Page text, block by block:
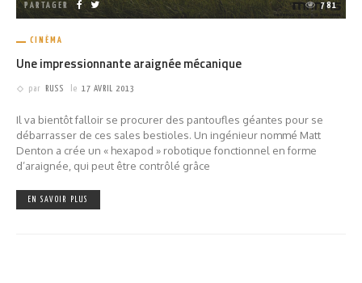
PARTAGER 781
CINÉMA
Une impressionnante araignée mécanique
par RUSS le 17 AVRIL 2013
Il va bientôt falloir se procurer des pantoufles géantes pour se
débarrasser de ces sales bestioles. Un ingénieur nommé Matt
Denton a crée un « hexapod » robotique fonctionnel en forme
d’araignée, qui peut être contrôlé grâce
EN SAVOIR PLUS